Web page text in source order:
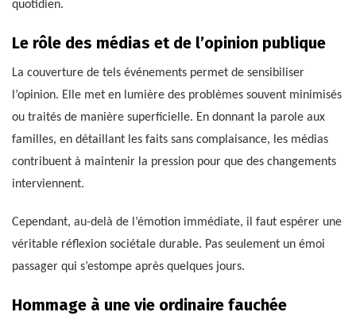
quotidien.
Le rôle des médias et de l’opinion publique
La couverture de tels événements permet de sensibiliser
l’opinion. Elle met en lumière des problèmes souvent minimisés
ou traités de manière superficielle. En donnant la parole aux
familles, en détaillant les faits sans complaisance, les médias
contribuent à maintenir la pression pour que des changements
interviennent.
Cependant, au-delà de l’émotion immédiate, il faut espérer une
véritable réflexion sociétale durable. Pas seulement un émoi
passager qui s’estompe après quelques jours.
Hommage à une vie ordinaire fauchée